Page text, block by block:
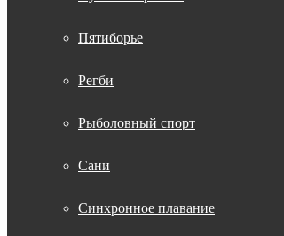
Пятиборье
Регби
Рыболовный спорт
Сани
Синхронное плавание